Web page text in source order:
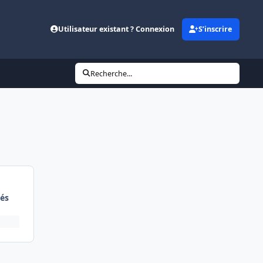
Utilisateur existant ? Connexion S’inscrire
Recherche...